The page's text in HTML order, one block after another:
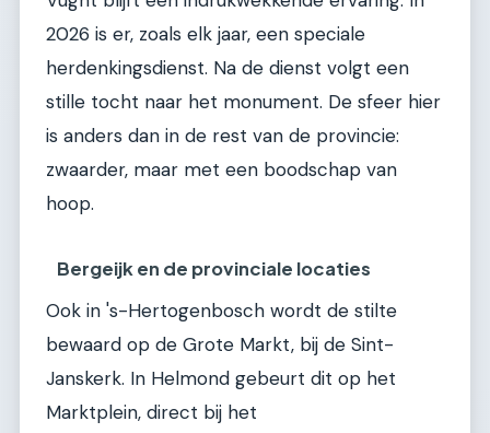
2026 is er, zoals elk jaar, een speciale
herdenkingsdienst. Na de dienst volgt een
stille tocht naar het monument. De sfeer hier
is anders dan in de rest van de provincie:
zwaarder, maar met een boodschap van
hoop.
Bergeijk en de provinciale locaties
Ook in 's-Hertogenbosch wordt de stilte
bewaard op de Grote Markt, bij de Sint-
Janskerk. In Helmond gebeurt dit op het
Marktplein, direct bij het